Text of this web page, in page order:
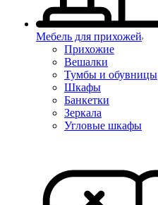
Мебель для прихожей
Прихожие
Вешалки
Тумбы и обувницы
Шкафы
Банкетки
Зеркала
Угловые шкафы